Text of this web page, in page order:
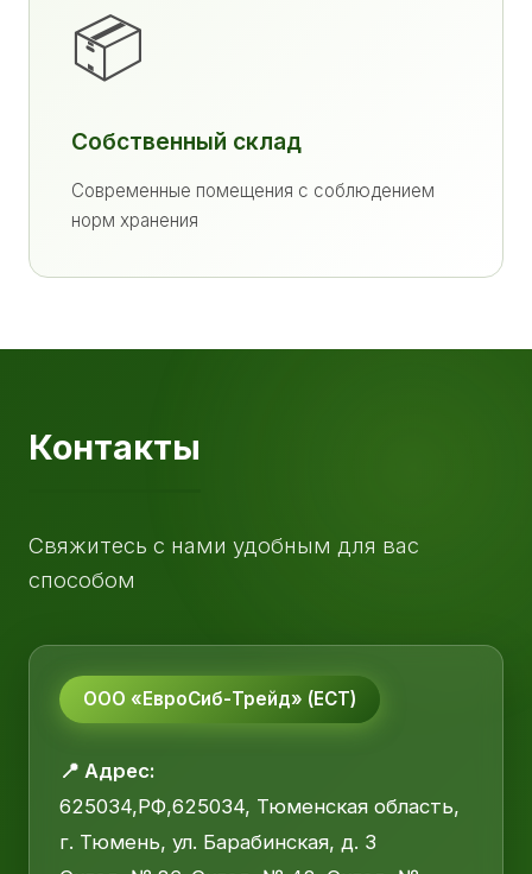
📦
Собственный склад
Современные помещения с соблюдением
норм хранения
Контакты
Свяжитесь с нами удобным для вас
способом
ООО «ЕвроСиб-Трейд» (ЕСТ)
📍 Адрес:
625034,РФ,625034, Тюменская область,
г. Тюмень, ул. Барабинская, д. 3